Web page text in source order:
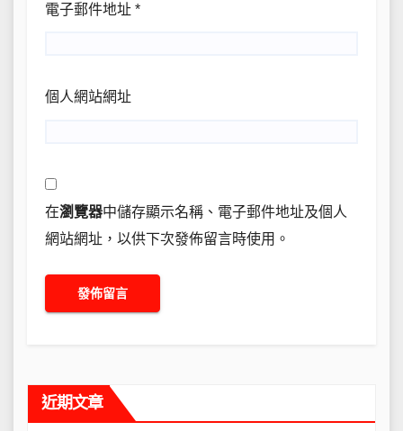
電子郵件地址 *
個人網站網址
在瀏覽器中儲存顯示名稱、電子郵件地址及個人
網站網址，以供下次發佈留言時使用。
近期文章